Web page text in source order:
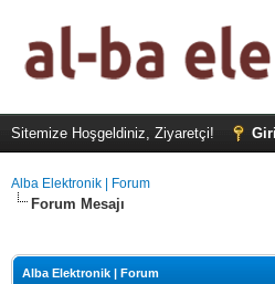
Sitemize Hoşgeldiniz, Ziyaretçi!
Alba Elektronik | Forum
Forum Mesajı
Alba Elektronik | Forum